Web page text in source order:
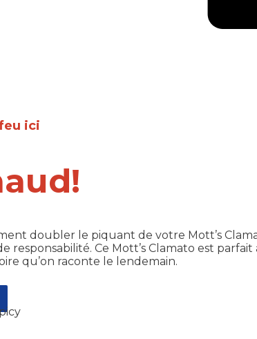
ici
doubler le piquant de votre Mott’s
responsabilité. Ce Mott’s Clamato est
qu’on raconte le lendemain.